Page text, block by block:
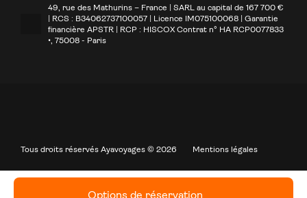
Options de réservation
49, rue des Mathurins – France | SARL au capital de 167 700 €
| RCS : B34062737100057 | Licence IM075100068 | Garantie
financière APSTR | RCP : HISCOX Contrat n° HA RCP0077833
• , 75008 - Paris
Tous droits réservés Ayavoyages © 2026 Mentions légales